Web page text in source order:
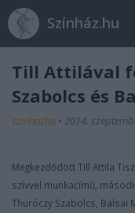
Színház.hu
Till Attilával
Szabolcs és
szinhazhu • 2014.
Megkezdődött Till Attila
szívvel munkacímű,
Thuróczy Szabolcs, Balsai